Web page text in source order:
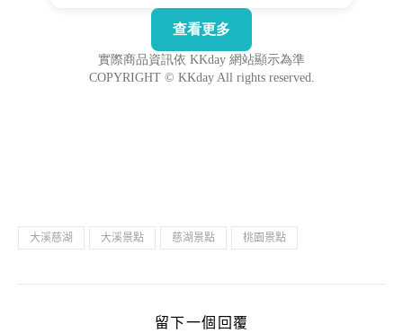
大溪慈湖 大溪景點 慈湖景點 桃園景點
留下一個回覆